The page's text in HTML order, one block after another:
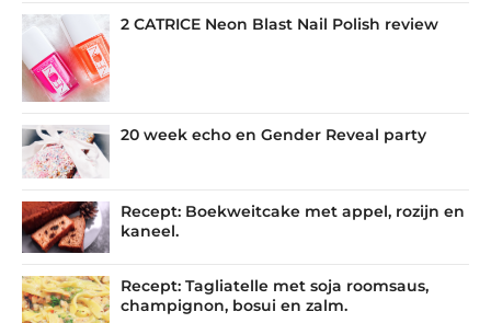
2 CATRICE Neon Blast Nail Polish review
20 week echo en Gender Reveal party
Recept: Boekweitcake met appel, rozijn en
kaneel.
Recept: Tagliatelle met soja roomsaus,
champignon, bosui en zalm.